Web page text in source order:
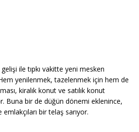
ile tıpkı vakitte yeni mesken
yenilenmek, tazelenmek için hem de
kiralık konut ve satılık konut
Buna bir de düğün dönemi eklenince,
bir telaş sarıyor.